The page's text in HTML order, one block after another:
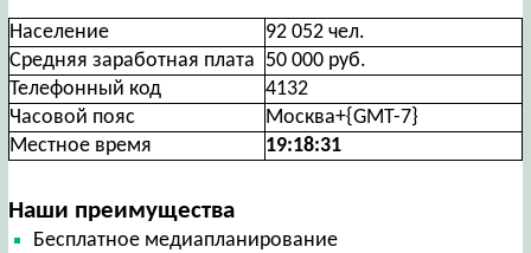
Население
92 052 чел.
Средняя заработная плата 50 000 руб.
Телефонный код
4132
Часовой пояс
Москва+{GMT-7}
Местное время
19:18:32
Наши преимущества
Бесплатное медиапланирование